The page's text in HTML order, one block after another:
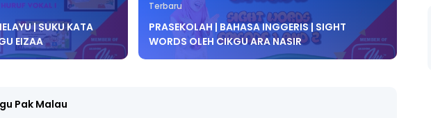
| SUKU KATA
EIZAA
Terbaru
PRASEKOLAH | BAHASA INGGERIS | SIGHT
WORDS OLEH CIKGU ARA NASIR
Pak Malau
KORPORAT 3 : PROGRAM
SELAMAT DAN
LIVE
🔴 [LIVE] MATEMATIK SR, WANG